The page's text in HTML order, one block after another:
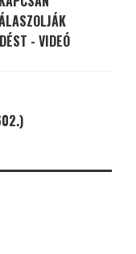
- VIDEÓ